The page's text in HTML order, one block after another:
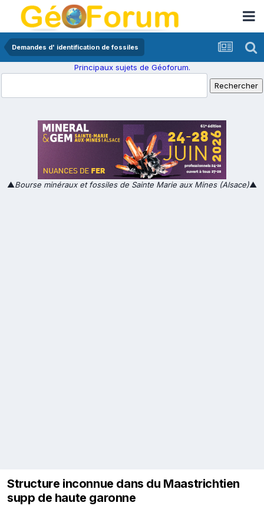
Demandes d' identification de fossiles
Principaux sujets de Géoforum.
▲Bourse minéraux et fossiles de Sainte Marie aux Mines (Alsace)▲
Structure inconnue dans du Maastrichtien
supp de haute garonne